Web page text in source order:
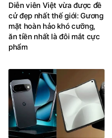
Diễn viên Việt vừa được đề
cử đẹp nhất thế giới: Gương
mặt hoàn hảo khó cưỡng,
ăn tiền nhất là đôi mắt cực
phẩm